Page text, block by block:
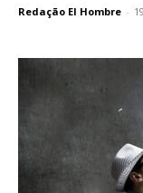
Redação El Hombre -